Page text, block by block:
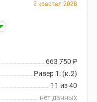
2 квартал 2028
663 750 ₽
Ривер 1: (к.2)
11 из 40
нет данных